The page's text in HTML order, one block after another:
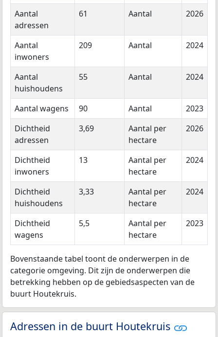
Aantal
adressen
61 Aantal 2026
Aantal
inwoners
209 Aantal 2024
Aantal
huishoudens
55 Aantal 2024
Aantal wagens 90 Aantal
2023
Dichtheid
adressen
3,69
Aantal per
hectare
2026
Dichtheid
inwoners
13
Aantal per
hectare
2024
Dichtheid
huishoudens
3,33
Aantal per
hectare
2024
Dichtheid
wagens
5,5
Aantal per
hectare
2023
Bovenstaande tabel toont de onderwerpen in de
categorie omgeving. Dit zijn de onderwerpen die
betrekking hebben op de gebiedsaspecten van de
buurt Houtekruis.
Adressen in de buurt Houtekruis